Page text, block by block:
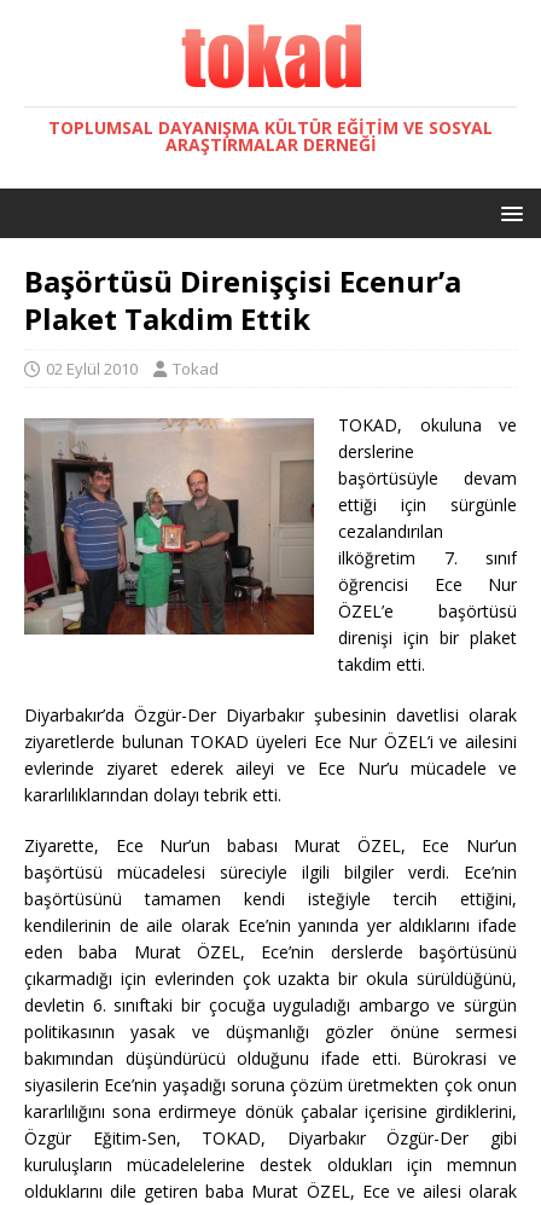
TOPLUMSAL DAYANIŞMA KÜLTÜR EĞITIM VE SOSYAL
ARAŞTIRMALAR DERNEĞI
Başörtüsü Direnişçisi Ecenur’a
Plaket Takdim Ettik
02 Eylül 2010 Tokad
TOKAD, okuluna ve
derslerine
başörtüsüyle devam
ettiği için sürgünle
cezalandırılan
ilköğretim 7. sınıf
öğrencisi Ece Nur
ÖZEL’e başörtüsü
direnişi için bir plaket
takdim etti.
Diyarbakır’da Özgür-Der Diyarbakır şubesinin davetlisi olarak
ziyaretlerde bulunan TOKAD üyeleri Ece Nur ÖZEL’i ve ailesini
evlerinde ziyaret ederek aileyi ve Ece Nur’u mücadele ve
kararlılıklarından dolayı tebrik etti.
Ziyarette, Ece Nur’un babası Murat ÖZEL, Ece Nur’un
başörtüsü mücadelesi süreciyle ilgili bilgiler verdi. Ece’nin
başörtüsünü tamamen kendi isteğiyle tercih ettiğini,
kendilerinin de aile olarak Ece’nin yanında yer aldıklarını ifade
eden baba Murat ÖZEL, Ece’nin derslerde başörtüsünü
çıkarmadığı için evlerinden çok uzakta bir okula sürüldüğünü,
devletin 6. sınıftaki bir çocuğa uyguladığı ambargo ve sürgün
politikasının yasak ve düşmanlığı gözler önüne sermesi
bakımından düşündürücü olduğunu ifade etti. Bürokrasi ve
siyasilerin Ece’nin yaşadığı soruna çözüm üretmekten çok onun
kararlılığını sona erdirmeye dönük çabalar içerisine girdiklerini,
Özgür Eğitim-Sen, TOKAD, Diyarbakır Özgür-Der gibi
kuruluşların mücadelelerine destek oldukları için memnun
olduklarını dile getiren baba Murat ÖZEL, Ece ve ailesi olarak